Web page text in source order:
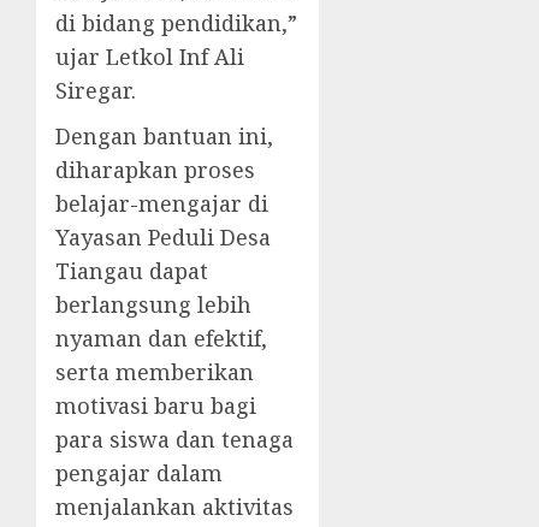
di bidang pendidikan,”
ujar Letkol Inf Ali
Siregar.
Dengan bantuan ini,
diharapkan proses
belajar-mengajar di
Yayasan Peduli Desa
Tiangau dapat
berlangsung lebih
nyaman dan efektif,
serta memberikan
motivasi baru bagi
para siswa dan tenaga
pengajar dalam
menjalankan aktivitas